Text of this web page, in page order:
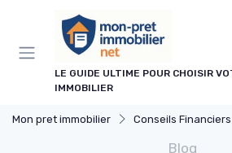
LE GUIDE ULTIME POUR CHOISIR
IMMOBILIER
Mon pret immobilier Conseils Financiers
Blog